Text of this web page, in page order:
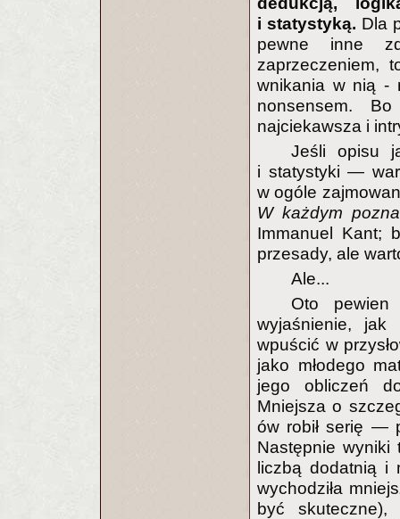
i statystyką. Dla
pewne inne
zaprzeczeniem,
wnikania w nią -
nonsensem.
najciekawsza i
Jeśli opisu
i statystyki —
w ogóle
W każdym
Immanuel Kant;
przesady, ale
Ale...
Oto pewien
wyjaśnienie, jak
wpuścić w
jako młodego
jego obliczeń
Mniejsza o
ów robił serię —
Następnie
liczbą dodatnią i
wychodziła
być